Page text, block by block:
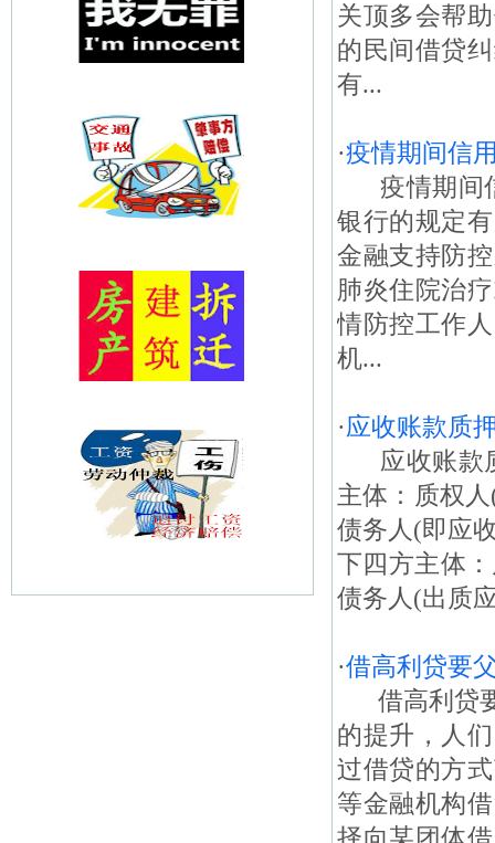
关顶多会帮
的民间借贷
有...
·疫情期间信
疫情期间信
银行的规定
金融支持防
肺炎住院治
情防控工作
机...
·应收账款质
应收账款质
主体：质权
债务人(即应
下四方主体
债务人(出质
·借高利贷要
借高利贷要
的提升，人
过借贷的方
等金融机构